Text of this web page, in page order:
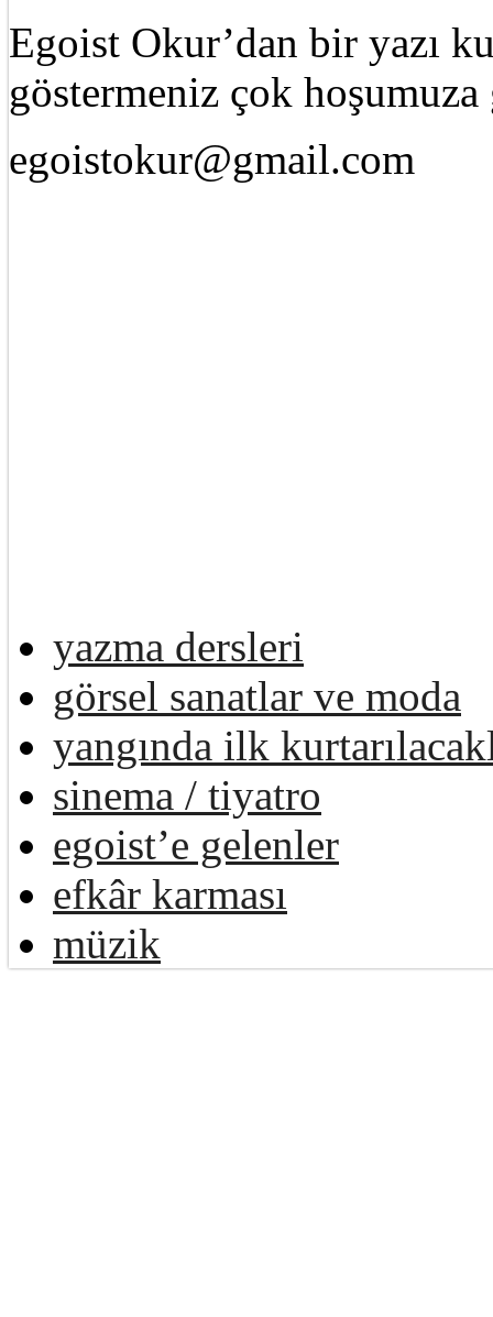
Egoist Okur’dan bir yazı
göstermeniz çok
egoistokur@gmail.com
yazma dersleri
görsel sanatlar ve moda
yangında ilk
sinema / tiyatro
egoist’e gelenler
efkâr karması
müzik